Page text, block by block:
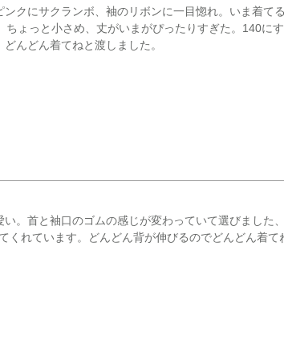
ンクにサクランボ、袖のリボンに一目惚れ。いま着て
ちょっと小さめ、丈がいまがぴったりすぎた。140に
んどん着てねと渡しました。
。首と袖口のゴムの感じが変わっていて選びました
くれています。どんどん背が伸びるのでどんどん着て